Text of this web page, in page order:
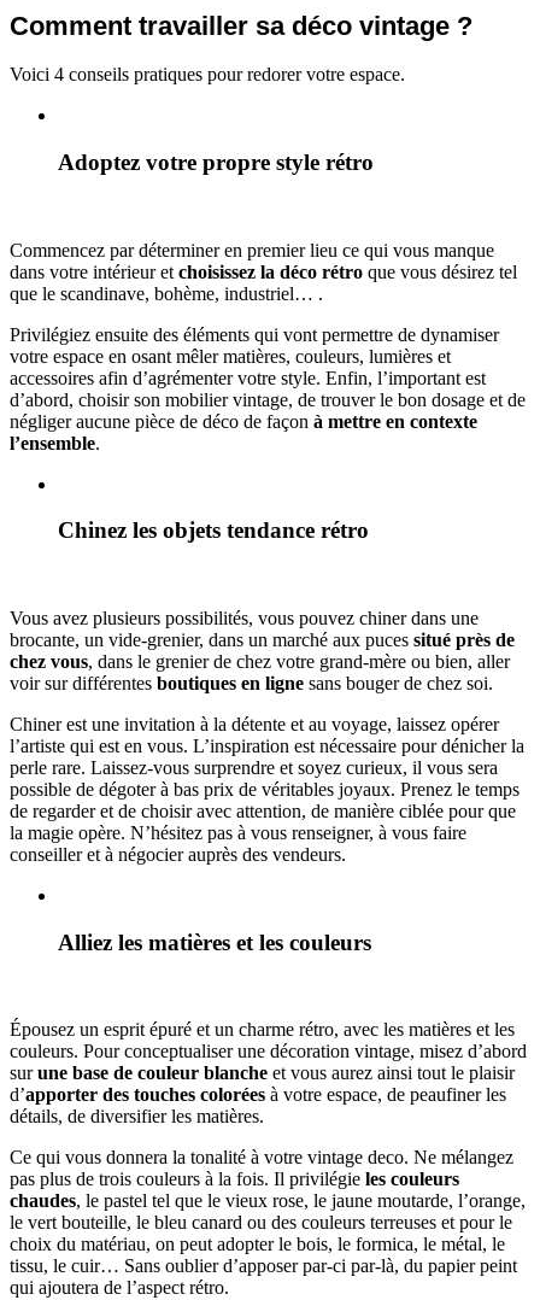
Comment travailler sa déco vintage ?
Voici 4 conseils pratiques pour redorer votre espace.
Adoptez votre propre style rétro
Commencez par déterminer en premier lieu ce qui vous manque
dans votre intérieur et choisissez la déco rétro que vous désirez tel
que le scandinave, bohème, industriel… .
Privilégiez ensuite des éléments qui vont permettre de dynamiser
votre espace en osant mêler matières, couleurs, lumières et
accessoires afin d’agrémenter votre style. Enfin, l’important est
d’abord, choisir son mobilier vintage, de trouver le bon dosage et de
négliger aucune pièce de déco de façon à mettre en contexte
l’ensemble.
Chinez les objets tendance rétro
Vous avez plusieurs possibilités, vous pouvez chiner dans une
brocante, un vide-grenier, dans un marché aux puces situé près de
chez vous, dans le grenier de chez votre grand-mère ou bien, aller
voir sur différentes boutiques en ligne sans bouger de chez soi.
Chiner est une invitation à la détente et au voyage, laissez opérer
l’artiste qui est en vous. L’inspiration est nécessaire pour dénicher la
perle rare. Laissez-vous surprendre et soyez curieux, il vous sera
possible de dégoter à bas prix de véritables joyaux. Prenez le temps
de regarder et de choisir avec attention, de manière ciblée pour que
la magie opère. N’hésitez pas à vous renseigner, à vous faire
conseiller et à négocier auprès des vendeurs.
Alliez les matières et les couleurs
Épousez un esprit épuré et un charme rétro, avec les matières et les
couleurs. Pour conceptualiser une décoration vintage, misez d’abord
surune base de couleur blanche et vous aurez ainsi tout le plaisir
d’apporter des touches colorées à votre espace, de peaufiner les
détails, de diversifier les matières.
Ce qui vous donnera la tonalité à votre vintage deco. Ne mélangez
pas plus de trois couleurs à la fois. Il privilégie les couleurs
chaudes, le pastel tel que le vieux rose, le jaune moutarde, l’orange,
le vert bouteille, le bleu canard ou des couleurs terreuses et pour le
choix du matériau, on peut adopter le bois, le formica, le métal, le
tissu, le cuir… Sans oublier d’apposer par-ci par-là, du papier peint
qui ajoutera de l’aspect rétro.